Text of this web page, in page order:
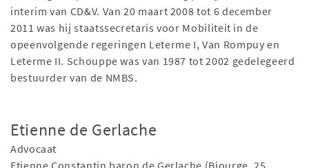
interim van CD&V. Van 20 maart 2008 tot 6 december
2011 was hij staatssecretaris voor Mobiliteit in de
opeenvolgende regeringen Leterme I, Van Rompuy en
Leterme II. Schouppe was van 1987 tot 2002 gedelegeerd
bestuurder van de NMBS.
Etienne de Gerlache
Advocaat